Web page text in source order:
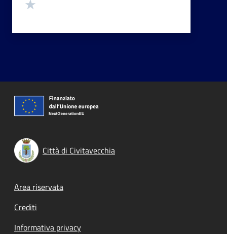
Città di Civitavecchia
Footer menu
Area riservata
Crediti
Informativa privacy